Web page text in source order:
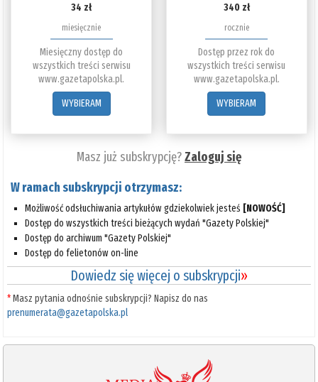
34 zł
miesięcznie
Miesięczny dostęp do
wszystkich treści serwisu
www.gazetapolska.pl.
WYBIERAM
340 zł
rocznie
Dostęp przez rok do
wszystkich treści serwisu
www.gazetapolska.pl.
WYBIERAM
Masz już subskrypcję?Zaloguj się
W ramach subskrypcji otrzymasz:
Możliwość odsłuchiwania artykułów gdziekolwiek jesteś [NOWOŚĆ]
Dostęp do wszystkich treści bieżących wydań "Gazety Polskiej"
Dostęp do archiwum "Gazety Polskiej"
Dostęp do felietonów on-line
Dowiedz się więcej o subskrypcji»
*Masz pytania odnośnie subskrypcji? Napisz do nas
prenumerata@gazetapolska.pl